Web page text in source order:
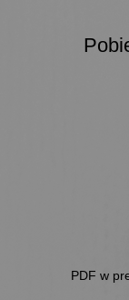
PDF w